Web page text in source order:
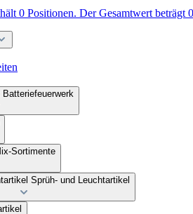
0 Positionen. Der Gesamtwert beträgt
Batteriefeuerwerk
Sortimente
Sprüh- und Leuchtartikel